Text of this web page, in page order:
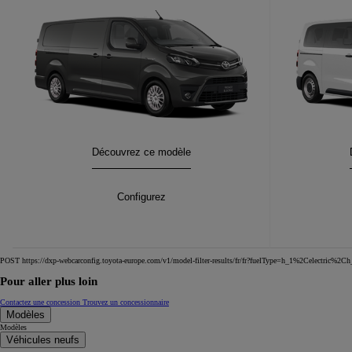
HYBRIDE OU HYBRIDE RECHARGEABLE
PROACE Electric:
Découvrez ce modèle
PROACE Electric
Configurez
POST https://dxp-webcarconfig.toyota-europe.com/v1/model-filter-results/fr/
Pour aller plus loin
Contactez une concession Trouvez un concessionnaire
Modèles
Modèles
Véhicules neufs